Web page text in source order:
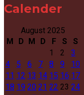
Calender
August 2025
M
D M D F S
S
1
2
3
4
5 6 7 8 9
10
11 12 13 14 15 16 17
18 19 20 21 22 23 24